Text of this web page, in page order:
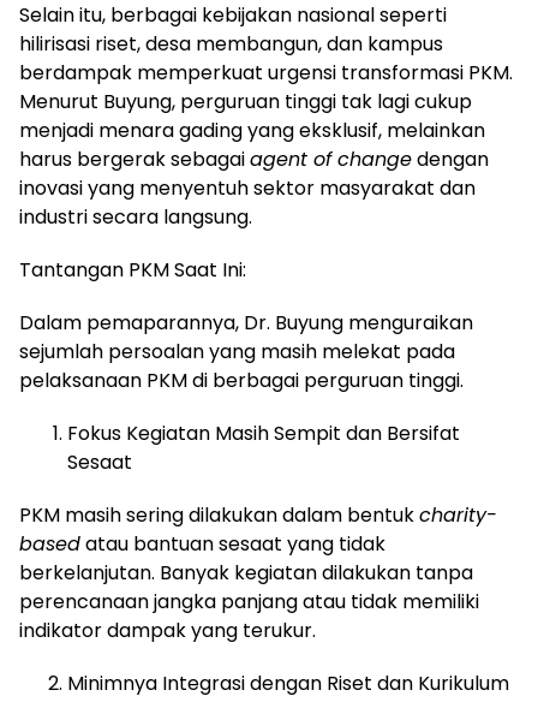
Selain itu, berbagai kebijakan nasional seperti
hilirisasi riset, desa membangun, dan kampus
berdampak memperkuat urgensi transformasi PKM.
Menurut Buyung, perguruan tinggi tak lagi cukup
menjadi menara gading yang eksklusif, melainkan
harus bergerak sebagaiagent of changedengan
inovasi yang menyentuh sektor masyarakat dan
industri secara langsung.
Tantangan PKM Saat Ini:
Dalam pemaparannya, Dr. Buyung menguraikan
sejumlah persoalan yang masih melekat pada
pelaksanaan PKM di berbagai perguruan tinggi.
Fokus Kegiatan Masih Sempit dan Bersifat
Sesaat
PKM masih sering dilakukan dalam bentukcharity-
basedatau bantuan sesaat yang tidak
berkelanjutan. Banyak kegiatan dilakukan tanpa
perencanaan jangka panjang atau tidak memiliki
indikator dampak yang terukur.
Minimnya Integrasi dengan Riset dan Kurikulum